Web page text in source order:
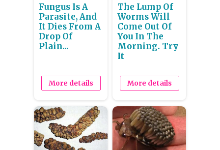
Fungus Is A
Parasite, And
It Dies From A
Drop Of
Plain...
More details
The Lump Of
Worms Will
Come Out Of
You In The
Morning. Try
It
More details